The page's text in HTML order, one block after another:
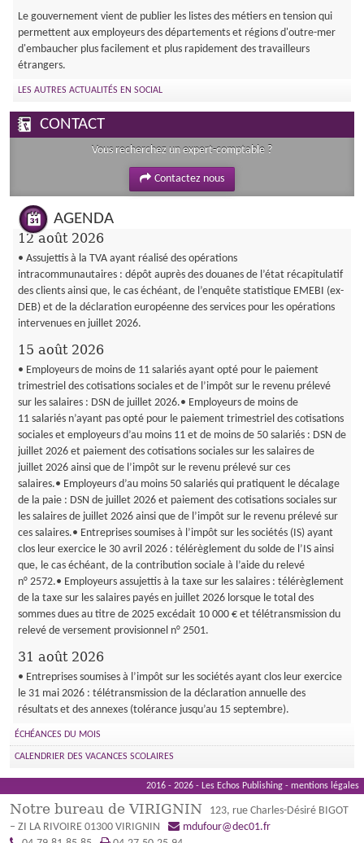
Le gouvernement vient de publier les listes des métiers en tension qui
permettent aux employeurs des départements et régions d'outre-mer
d'embaucher plus facilement et plus rapidement des travailleurs
étrangers.
LES AUTRES ACTUALITÉS EN SOCIAL
CONTACT
Vous recherchez un expert-comptable ?
Contactez nous
AGENDA
12 août 2026
• Assujettis à la TVA ayant réalisé des opérations
intracommunautaires : dépôt auprès des douanes de l’état récapitulatif
des clients ainsi que, le cas échéant, de l’enquête statistique EMEBI (ex-
DEB) et de la déclaration européenne des services pour les opérations
intervenues en juillet 2026.
15 août 2026
• Employeurs de moins de 11 salariés ayant opté pour le paiement
trimestriel des cotisations sociales et de l’impôt sur le revenu prélevé
sur les salaires : DSN de juillet 2026.• Employeurs de moins de
11 salariés n’ayant pas opté pour le paiement trimestriel des cotisations
sociales et employeurs d’au moins 11 et de moins de 50 salariés : DSN de
juillet 2026 et paiement des cotisations sociales sur les salaires de
juillet 2026 ainsi que de l’impôt sur le revenu prélevé sur ces
salaires.• Employeurs d’au moins 50 salariés qui pratiquent le décalage
de la paie : DSN de juillet 2026 et paiement des cotisations sociales sur
les salaires de juillet 2026 ainsi que de l’impôt sur le revenu prélevé sur
ces salaires.• Entreprises soumises à l’impôt sur les sociétés (IS) ayant
clos leur exercice le 30 avril 2026 : télérèglement du solde de l’IS ainsi
que, le cas échéant, de la contribution sociale à l’aide du relevé
n° 2572.• Employeurs assujettis à la taxe sur les salaires : télérèglement
de la taxe sur les salaires payés en juillet 2026 lorsque le total des
sommes dues au titre de 2025 excédait 10 000 € et télétransmission du
relevé de versement provisionnel n° 2501.
31 août 2026
• Entreprises soumises à l’impôt sur les sociétés ayant clos leur exercice
le 31 mai 2026 : télétransmission de la déclaration annuelle des
résultats et des annexes (tolérance jusqu’au 15 septembre).
ÉCHÉANCES DU MOIS
CALENDRIER DES VACANCES SCOLAIRES
2016 - 2026 - Les Echos Publishing - mentions légales
Notre bureau de VIRIGNIN
123, rue Charles-Désiré BIGOT
– ZI LA RIVOIRE 01300 VIRIGNIN
mdufour@dec01.fr